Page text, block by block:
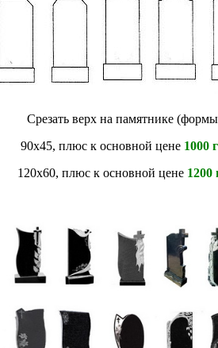
Срезать верх на памятнике
90х45, плюс к основной цене 1000
120х60, плюс к основной цене 1200